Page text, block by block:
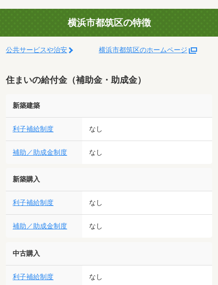
横浜市都筑区の特徴
公共サービスや治安 横浜市都筑区のホームページ
住まいの給付金（補助金・助成金）
新築建築
利子補給制度 なし
補助／助成金制度 なし
新築購入
利子補給制度 なし
補助／助成金制度 なし
中古購入
利子補給制度 なし